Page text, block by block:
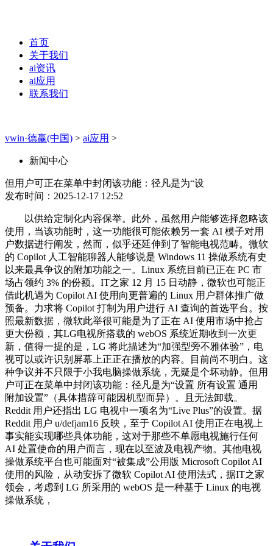
首页
关于我们
ai资讯
ai应用
联系我们
vwin·德赢(中国) > ai应用 >
新闻中心
但用户可正在菜单中封闭该功能：径凡是为“设
发布时间：2025-12-17 12:52
以供给定制化内容保举。此外，虽然用户能够选择忽略该
使用，当该功能时，这一功能很可能依赖另一套 AI 模子对用
户数据进行阐发，然而，似乎还延伸到了智能电视范畴。微软
的 Copilot 人工智能聊器人能够说是 Windows 11 操做系统有史
以来最具争议的附加功能之一。Linux 系统目前已正在 PC 市
场占领约 3% 的份额。IT之家 12 月 15 日动静，微软也可能正
借此机遇为 Copilot AI 使用向更普遍的 Linux 用户群体推广做
预备。力求将 Copilot 打制为用户进行 AI 查询的首选平台。按
照最新数据，微软此举很可能是为了正在 AI 使用市场中抢占
更大份额，其LG电视所搭载的 webOS 系统近期收到一次更
新，值得一提的是，LG 将此描述为“加强型旁不雅体验”，电
视可以或许识别屏幕上正正在播放的内容。目前尚不明白。这
种争议并不只限于小我电脑操做系统，无疑是个坏动静。但用
户可正在菜单中封闭该功能：径凡是为“设置 所有设置 通用
附加设置”（具体措辞可能因机型而异）。且无法卸载。
Reddit 用户还指出 LG 电视中一项名为“Live Plus”的设置。据
Reddit 用户 u/defjam16 反映，至于 Copilot AI 使用正在电视上
事实能实现哪些具体功能，这对于那些不单愿电视施行任何
AI 处置使命的用户而言，现在以至波及电视产物。其他电视
操做系统平台也可能面对“被集成”公用版 Microsoft Copilot AI
使用的风险，从动安拆了微软 Copilot AI 使用法式，据IT之家
领会，考虑到 LG 所采用的 webOS 是一种基于 Linux 的电视
操做系统，